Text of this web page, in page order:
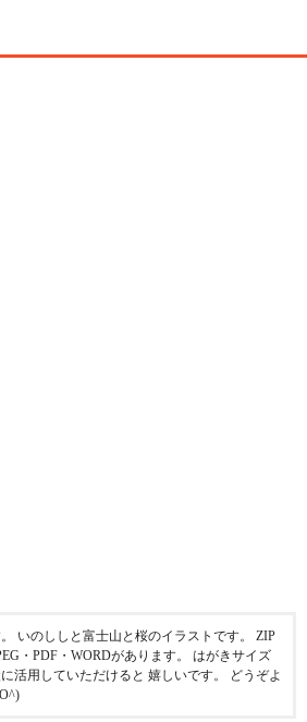
いのししと富士山と桜のイラストです。 ZIP
・PDF・WORDがあります。 はがきサイズ
活用していただけると 嬉しいです。 どうぞよ